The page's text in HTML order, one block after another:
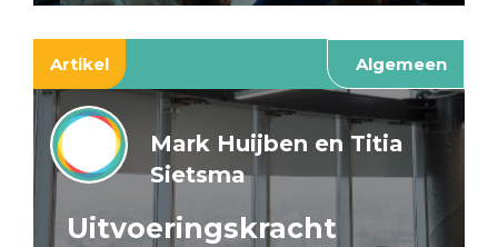
Artikel Algemeen
Mark Huijben en Titia
Sietsma
Uitvoeringskracht